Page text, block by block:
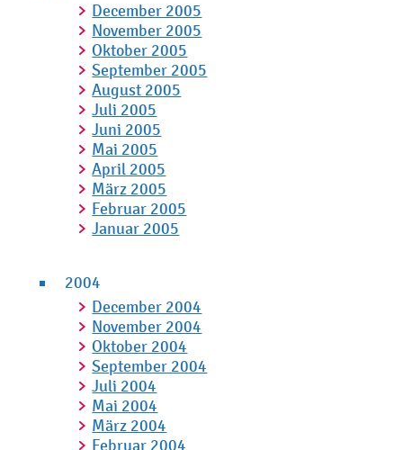
December 2005
November 2005
Oktober 2005
September 2005
August 2005
Juli 2005
Juni 2005
Mai 2005
April 2005
März 2005
Februar 2005
Januar 2005
2004
December 2004
November 2004
Oktober 2004
September 2004
Juli 2004
Mai 2004
März 2004
Februar 2004